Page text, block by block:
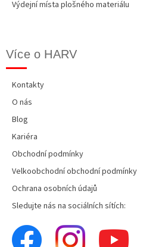
Výdejní místa plošného materiálu
Více o HARV
Kontakty
O nás
Blog
Kariéra
Obchodní podmínky
Velkoobchodní obchodní podmínky
Ochrana osobních údajů
Sledujte nás na sociálních sítích: